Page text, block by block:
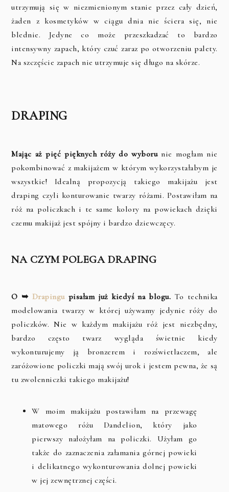
utrzymują się w niezmienionym stanie przez cały dzień,
żaden z kosmetyków w ciągu dnia nie ściera się, nie
blednie. Jedyne co może przeszkadzać to bardzo
intensywny zapach, który czuć zaraz po otworzeniu palety.
Na szczęście zapach nie utrzymuje się długo na skórze.
DRAPING
Mając aż pięć pięknych róży do wyborunie mogłam nie
pokombinować z makijażem w którym wykorzystałabym je
wszystkie! Idealną propozycją takiego makijażu jest
draping czyli konturowanie twarzy różami. Postawiłam na
róż na policzkach i te same kolory na powiekach dzięki
czemu makijaż jest spójny i bardzo dziewczęcy.
NA CZYM POLEGA DRAPING
O ➥ Drapingupisałam już kiedyś na blogu. To technika
modelowania twarzy w której używamy jedynie róży do
policzków. Nie w każdym makijażu róż jest niezbędny,
bardzo często twarz wygląda świetnie kiedy
wykonturujemy ją bronzerem i rozświetlaczem, ale
zaróżowione policzki mają swój urok i jestem pewna, że są
tu zwolenniczki takiego makijażu!
W moim makijażu postawiłam na przewagę
matowego różu Dandelion, który jako
pierwszy nałożyłam na policzki. Użyłam go
także do zaznaczenia załamania górnej powieki
i delikatnego wykonturowania dolnej powieki
w jej zewnętrznej części.